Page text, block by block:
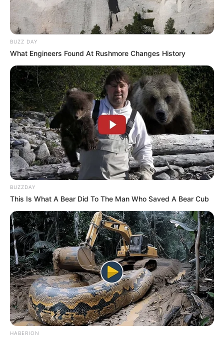
BUZZ DAY
What Engineers Found At Rushmore Changes History
BUZZDAY
This Is What A Bear Did To The Man Who Saved A Bear Cub
HABERION